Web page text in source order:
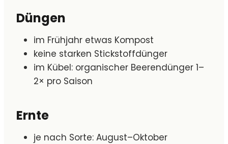
Düngen
im Frühjahr etwas Kompost
keine starken Stickstoffdünger
im Kübel: organischer Beerendünger 1–
2× pro Saison
Ernte
je nach Sorte: August–Oktober